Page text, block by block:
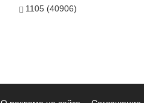
1105 (40906)